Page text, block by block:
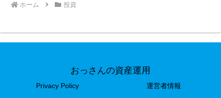
ホーム 投資
おっさんの資産運用
Privacy Policy 運営者情報